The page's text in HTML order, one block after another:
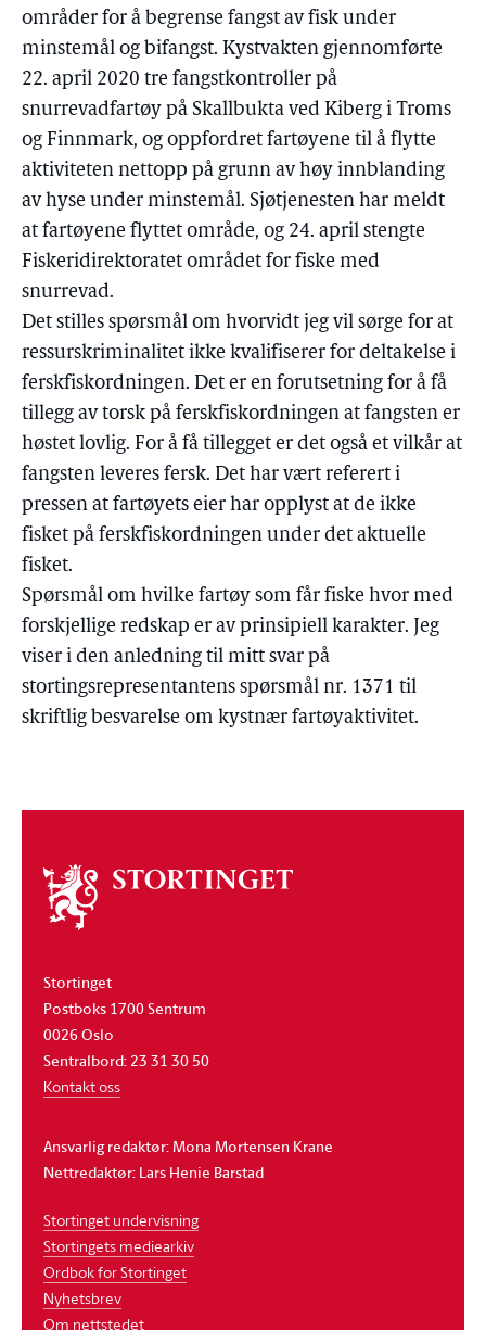
områder for å begrense fangst av fisk under
minstemål og bifangst. Kystvakten gjennomførte
22. april 2020 tre fangstkontroller på
snurrevadfartøy på Skallbukta ved Kiberg i Troms
og Finnmark, og oppfordret fartøyene til å flytte
aktiviteten nettopp på grunn av høy innblanding
av hyse under minstemål. Sjøtjenesten har meldt
at fartøyene flyttet område, og 24. april stengte
Fiskeridirektoratet området for fiske med
snurrevad.
Det stilles spørsmål om hvorvidt jeg vil sørge for at
ressurskriminalitet ikke kvalifiserer for deltakelse i
ferskfiskordningen. Det er en forutsetning for å få
tillegg av torsk på ferskfiskordningen at fangsten er
høstet lovlig. For å få tillegget er det også et vilkår at
fangsten leveres fersk. Det har vært referert i
pressen at fartøyets eier har opplyst at de ikke
fisket på ferskfiskordningen under det aktuelle
fisket.
Spørsmål om hvilke fartøy som får fiske hvor med
forskjellige redskap er av prinsipiell karakter. Jeg
viser i den anledning til mitt svar på
stortingsrepresentantens spørsmål nr. 1371 til
skriftlig besvarelse om kystnær fartøyaktivitet.
Om
stortinget
Stortinget
Postboks 1700 Sentrum
0026 Oslo
Sentralbord: 23 31 30 50
Kontakt oss
Ansvarlig redaktør: Mona Mortensen Krane
Nettredaktør: Lars Henie Barstad
Stortinget undervisning
Stortingets mediearkiv
Ordbok for Stortinget
Nyhetsbrev
Om nettstedet